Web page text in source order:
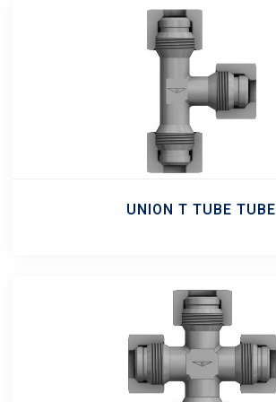
UNION T TUBE TUBE